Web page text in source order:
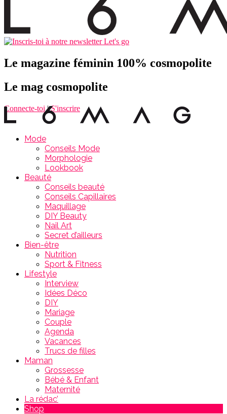
Let's go
Le magazine féminin 100% cosmopolite
Le mag cosmopolite
Connecte-toi|S'inscrire
Mode
Conseils Mode
Morphologie
Lookbook
Beauté
Conseils beauté
Conseils Capillaires
Maquillage
DIY Beauty
Nail Art
Secret d’ailleurs
Bien-être
Nutrition
Sport & Fitness
Lifestyle
Interview
Idées Déco
DIY
Mariage
Couple
Agenda
Vacances
Trucs de filles
Maman
Grossesse
Bébé & Enfant
Maternité
La rédac’
Shop